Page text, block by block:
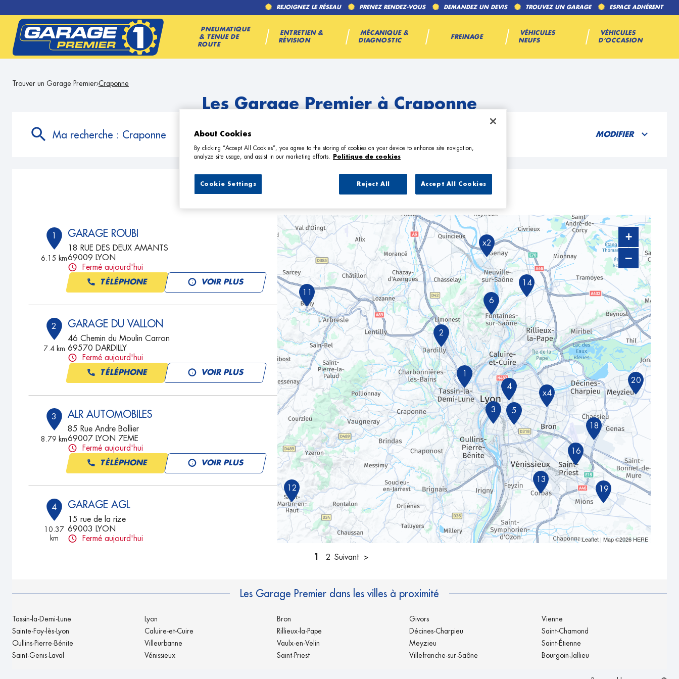
REJOIGNEZ LE RÉSEAU PRENEZ RENDEZ-VOUS DEMANDEZ UN DEVIS TROUVEZ UN GARAGE ESPACE ADHÉRENT
PNEUMATIQUE
& TENUE DE
ROUTE
ENTRETIEN &
RÉVISION
MÉCANIQUE &
DIAGNOSTIC
FREINAGE
VÉHICULES
NEUFS
VÉHICULES
D’OCCASION
Trouver un Garage Premier Craponne
Les Garage Premier à Craponne
Ma recherche : Craponne MODIFIER
25 Garage Premier à Craponne
1
6.15 km
GARAGE ROUBI
18 RUE DES DEUX AMANTS
69009 LYON
Fermé aujourd'hui
TÉLÉPHONE VOIR PLUS
2
7.4 km
GARAGE DU VALLON
46 Chemin du Moulin Carron
69570 DARDILLY
Fermé aujourd'hui
TÉLÉPHONE VOIR PLUS
3
8.79 km
ALR AUTOMOBILES
85 Rue Andre Bollier
69007 LYON 7EME
Fermé aujourd'hui
TÉLÉPHONE VOIR PLUS
4
10.37
km
GARAGE AGL
15 rue de la rize
69003 LYON
Fermé aujourd'hui
10.99
km
FRED AUTO
69008 LYON
TÉLÉPHONE
20
12
11
x2
19
13
18
16
2
1
14
6
x4
5
4
3
+
−
Leaflet| Map ©2026HERE
1 2 Suivant
Les Garage Premier dans les villes à proximité
Tassin-la-Demi-Lune
Sainte-Foy-lès-Lyon
Oullins-Pierre-Bénite
Saint-Genis-Laval
Lyon
Caluire-et-Cuire
Villeurbanne
Vénissieux
Bron
Rillieux-la-Pape
Vaulx-en-Velin
Saint-Priest
Givors
Décines-Charpieu
Meyzieu
Villefranche-sur-Saône
Vienne
Saint-Chamond
Saint-Étienne
Bourgoin-Jallieu
About Cookies
By clicking “Accept All Cookies”, you agree to the storing of cookies on your device to enhance site navigation,
analyze site usage, and assist in our marketing efforts.
Politique de cookies
Reject All Accept All Cookies
Cookie Settings